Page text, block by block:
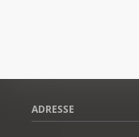
ADRESSE